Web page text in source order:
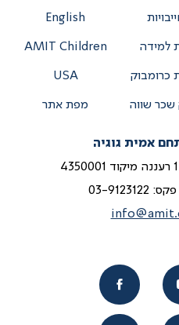
למידה
כרומבוק
שכר שווה
English
AMIT Children
USA
מפת אתר
אמית גוגיה
פקס: 03-9123122